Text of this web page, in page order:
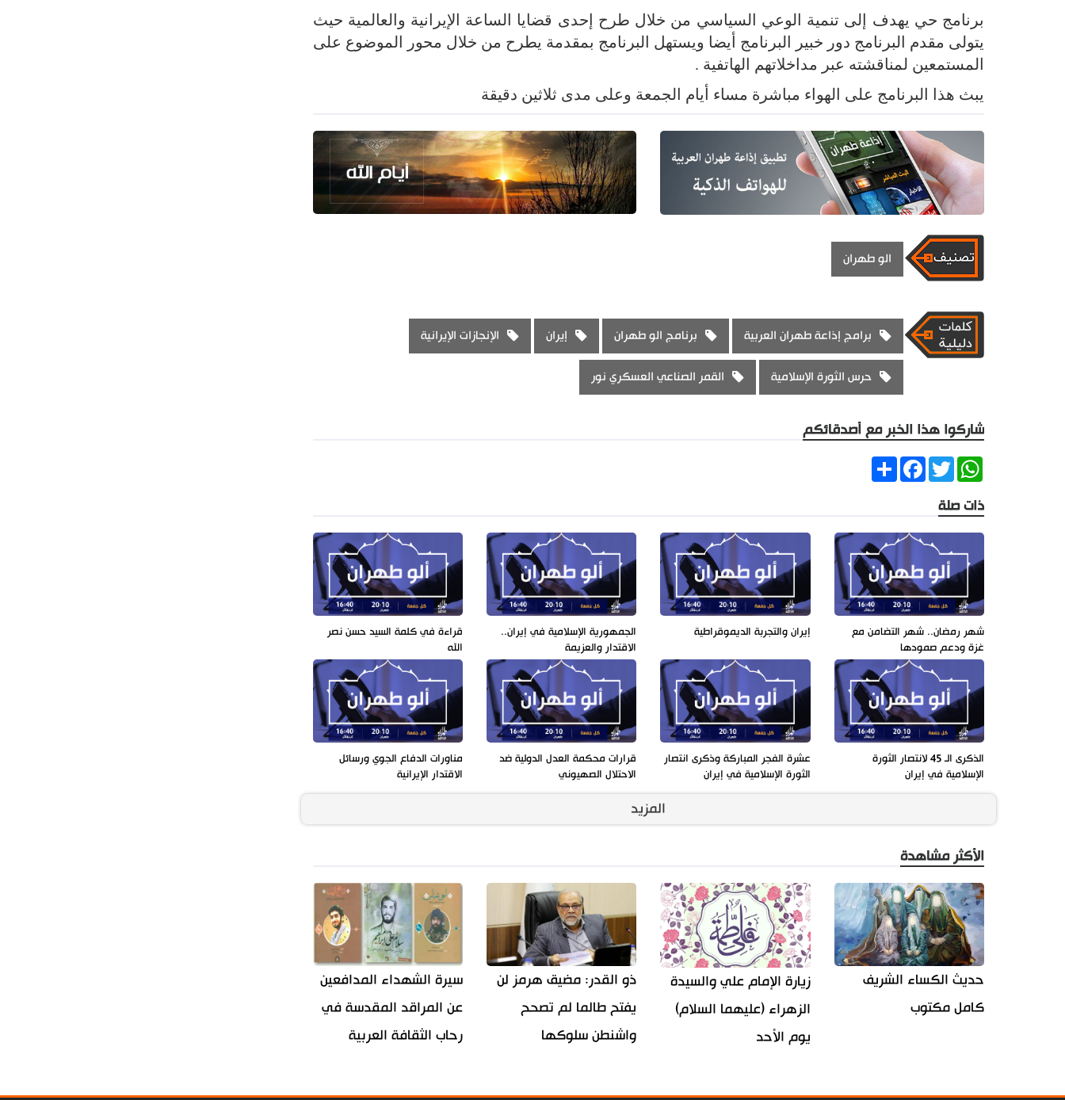
برنامج حي يهدف إلى تنمية الوعي السياسي من خلال طرح إحدى قضايا الساعة الإيرانية والعالمية حيث
يتولى مقدم البرنامج دور خبير البرنامج أيضا ويستهل البرنامج بمقدمة يطرح من خلال محور الموضوع على
المستمعين لمناقشته عبر مداخلاتهم الهاتفية .
يبث هذا البرنامج على الهواء مباشرة مساء أيام الجمعة وعلى مدى ثلاثين دقيقة
الو طهران
برامج إذاعة طهران العربية برنامج الو طهران إيران الإنجازات الإيرانية
حرس الثورة الإسلامية القمر الصناعي العسكري نور
شاركوا هذا الخبر مع أصدقائكم
ShareFacebookTwitter
WhatsApp
ذات صلة
شهر رمضان.. شهر التضامن مع
غزة ودعم صمودها
إيران والتجربة الديموقراطية
الجمهورية الإسلامية في إيران..
الاقتدار والعزيمة
قراءة في كلمة السيد حسن نصر
الله
الذكرى الـ 45 لانتصار الثورة
الإسلامية في إيران
عشرة الفجر المباركة وذكرى انتصار
الثورة الإسلامية في إيران
قرارات محكمة العدل الدولية ضد
الاحتلال الصهيوني
مناورات الدفاع الجوي ورسائل
الاقتدار الإيرانية
المزيد
الأكثر مشاهدة
حديث الكساء الشريف
كامل مكتوب
زيارة الإمام علي والسيدة
الزهراء (عليهما السلام)
يوم الأحد
ذو القدر: مضيق هرمز لن
يفتح طالما لم تصحح
واشنطن سلوكها
سيرة الشهداء المدافعين
عن المراقد المقدسة في
رحاب الثقافة العربية